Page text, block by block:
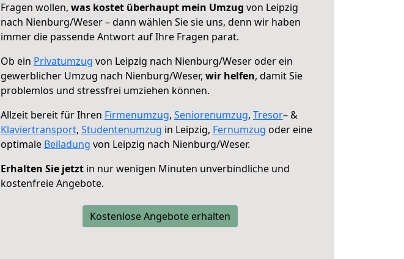
Fragen wollen, was kostet überhaupt mein Umzug von Leipzig
nach Nienburg/Weser – dann wählen Sie sie uns, denn wir haben
immer die passende Antwort auf Ihre Fragen parat.
Ob ein Privatumzug von Leipzig nach Nienburg/Weser oder ein
gewerblicher Umzug nach Nienburg/Weser, wir helfen, damit Sie
problemlos und stressfrei umziehen können.
Allzeit bereit für Ihren Firmenumzug, Seniorenumzug, Tresor– &
Klaviertransport, Studentenumzug in Leipzig, Fernumzug oder eine
optimale Beiladung von Leipzig nach Nienburg/Weser.
Erhalten Sie jetzt in nur wenigen Minuten unverbindliche und
kostenfreie Angebote.
Kostenlose Angebote erhalten